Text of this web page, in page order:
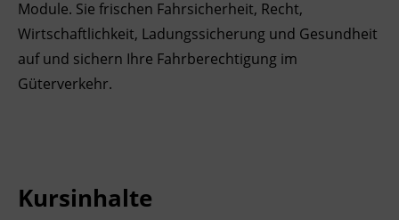
BFI Reutte
BFI Schwaz
Module. Sie frischen Fahrsicherheit, Recht,
Wirtschaftlichkeit, Ladungssicherung und Gesundheit
auf und sichern Ihre Fahrberechtigung im
Güterverkehr.
Kursinhalte